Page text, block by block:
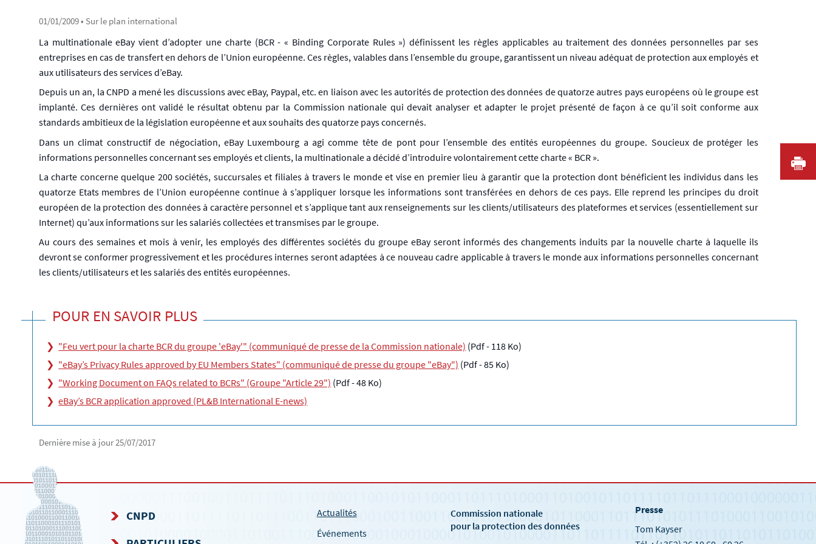
01/01/2009• Sur le plan international
La multinationale eBay vient d’adopter une charte (BCR - « Binding Corporate Rules ») définissent les règles applicables au traitement des données personnelles par ses
entreprises en cas de transfert en dehors de l’Union européenne. Ces règles, valables dans l’ensemble du groupe, garantissent un niveau adéquat de protection aux employés et
aux utilisateurs des services d’eBay.
Depuis un an, la CNPD a mené les discussions avec eBay, Paypal, etc. en liaison avec les autorités de protection des données de quatorze autres pays européens où le groupe est
implanté. Ces dernières ont validé le résultat obtenu par la Commission nationale qui devait analyser et adapter le projet présenté de façon à ce qu’il soit conforme aux
standards ambitieux de la législation européenne et aux souhaits des quatorze pays concernés.
Dans un climat constructif de négociation, eBay Luxembourg a agi comme tête de pont pour l’ensemble des entités européennes du groupe. Soucieux de protéger les
informations personnelles concernant ses employés et clients, la multinationale a décidé d’introduire volontairement cette charte « BCR ».
La charte concerne quelque 200 sociétés, succursales et filiales à travers le monde et vise en premier lieu à garantir que la protection dont bénéficient les individus dans les
quatorze Etats membres de l’Union européenne continue à s’appliquer lorsque les informations sont transférées en dehors de ces pays. Elle reprend les principes du droit
européen de la protection des données à caractère personnel et s’applique tant aux renseignements sur les clients/utilisateurs des plateformes et services (essentiellement sur
Internet) qu’aux informations sur les salariés collectées et transmises par le groupe.
Au cours des semaines et mois à venir, les employés des différentes sociétés du groupe eBay seront informés des changements induits par la nouvelle charte à laquelle ils
devront se conformer progressivement et les procédures internes seront adaptées à ce nouveau cadre applicable à travers le monde aux informations personnelles concernant
les clients/utilisateurs et les salariés des entités européennes.
POUR EN SAVOIR PLUS
"Feu vert pour la charte BCR du groupe 'eBay'" (communiqué de presse de la Commission nationale) (Pdf - 118 Ko)
"eBay’s Privacy Rules approved by EU Members States" (communiqué de presse du groupe "eBay") (Pdf - 85 Ko)
"Working Document on FAQs related to BCRs" (Groupe "Article 29") (Pdf - 48 Ko)
eBay’s BCR application approved (PL&B International E-news)
Dernière mise à jour25/07/2017
CNPD
Actualités
Événements
Commission nationale
pour la protection des données
Presse
Tom Kayser